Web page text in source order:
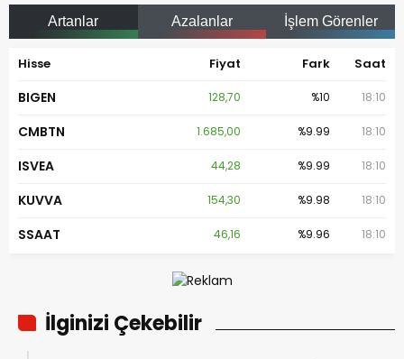
Artanlar Azalanlar İşlem Görenler
Hisse Fiyat Fark Saat
BIGEN 128,70 %10 18:10
CMBTN 1.685,00 %9.99 18:10
ISVEA 44,28 %9.99 18:10
KUVVA 154,30 %9.98 18:10
SSAAT 46,16 %9.96 18:10
İlginizi Çekebilir